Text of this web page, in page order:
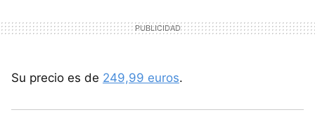
Su precio es de 249,99 euros.